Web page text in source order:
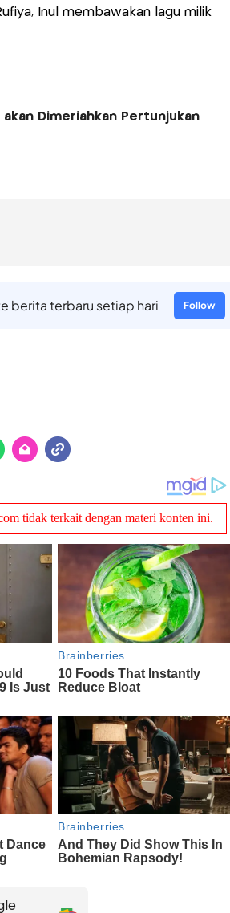
Inul membawakan lagu milik
akan Dimeriahkan Pertunjukan
berita terbaru setiap hari Follow